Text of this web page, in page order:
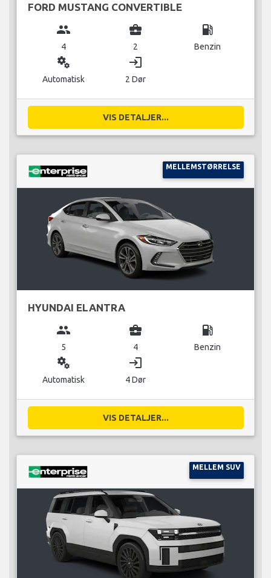
FORD MUSTANG CONVERTIBLE
group
4
business_center
2
local_gas_station
Benzin
miscellaneous_services
Automatisk
login
2 Dør
VIS DETALJER...
MELLEMSTØRRELSE
HYUNDAI ELANTRA
group
5
business_center
4
local_gas_station
Benzin
miscellaneous_services
Automatisk
login
4 Dør
VIS DETALJER...
MELLEM SUV